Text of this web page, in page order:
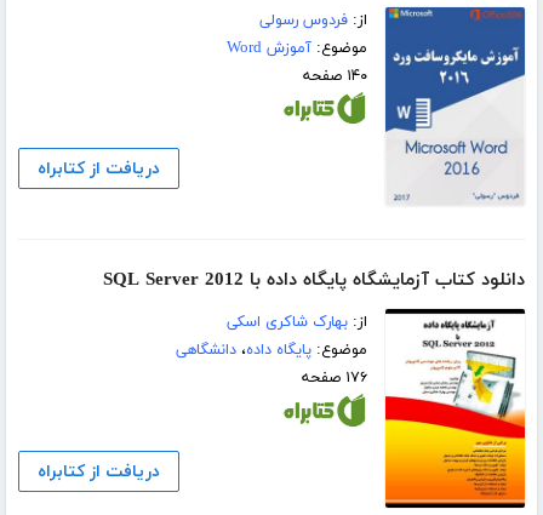
از:فردوس رسولی
موضوع:آموزش Word
۱۴۰ صفحه
دریافت از کتابراه
دانلود کتاب آزمایشگاه پایگاه داده با SQL Server 2012
از:بهارک شاکری اسکی
موضوع:پایگاه داده،دانشگاهی
۱۷۶ صفحه
دریافت از کتابراه